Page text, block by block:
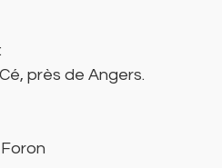
près de Angers.